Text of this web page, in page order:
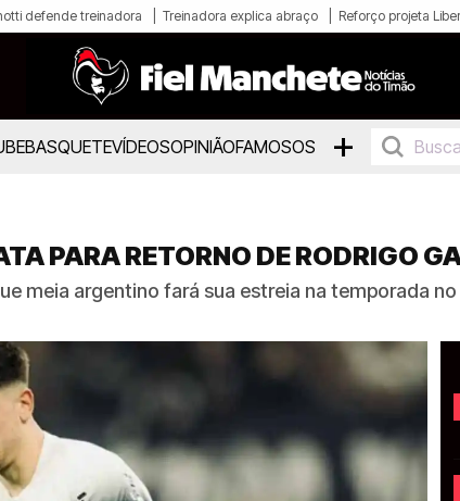
defende treinadora Treinadora explica abraço Reforço projeta
BASQUETEVÍDEOSOPINIÃOFAMOSOS +
PARA RETORNO DE RODRIGO
meia argentino fará sua estreia na temporada